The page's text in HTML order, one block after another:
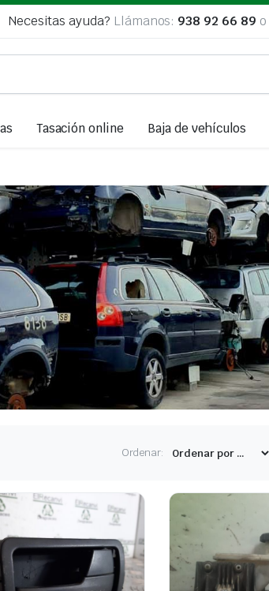
Necesitas ayuda? Llámanos: 938 92 66 89 o
Tasación online Baja de vehículos
Ordenar: